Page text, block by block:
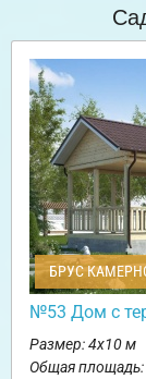
БРУС
№53 Дом с
Размер: 4х10 м
Общая